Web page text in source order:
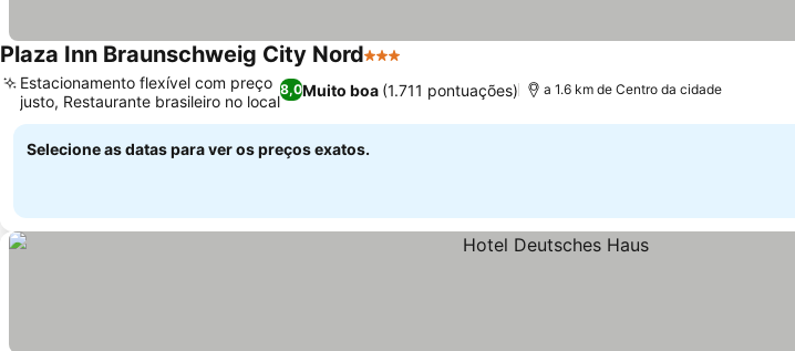
Plaza Inn Braunschweig City Nord3 Estrelas
8,0Muito boa (1.711 pontuações)
Estacionamento flexível com preço
justo, Restaurante brasileiro no local
a 1.6 km de Centro da cidade
Selecione as datas para ver os preços exatos.